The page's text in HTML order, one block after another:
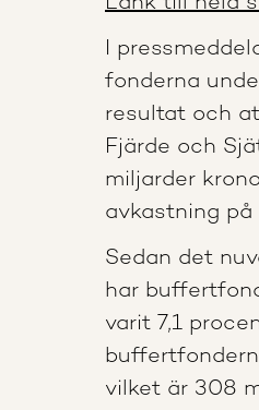
I
fonderna
resultat och
Fjärde och
miljarder
avkastning på
Sedan det
har
varit 7,1
vilket är 308